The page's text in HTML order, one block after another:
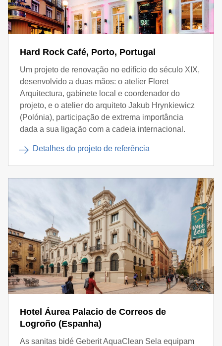
Hard Rock Café, Porto, Portugal
Um projeto de renovação no edifício do século XIX,
desenvolvido a duas mãos: o atelier Floret
Arquitectura, gabinete local e coordenador do
projeto, e o atelier do arquiteto Jakub Hrynkiewicz
(Polónia), participação de extrema importância
dada a sua ligação com a cadeia internacional.
Detalhes do projeto de referência
Hotel Áurea Palacio de Correos de
Logroño (Espanha)
As sanitas bidé Geberit AquaClean Sela equipam